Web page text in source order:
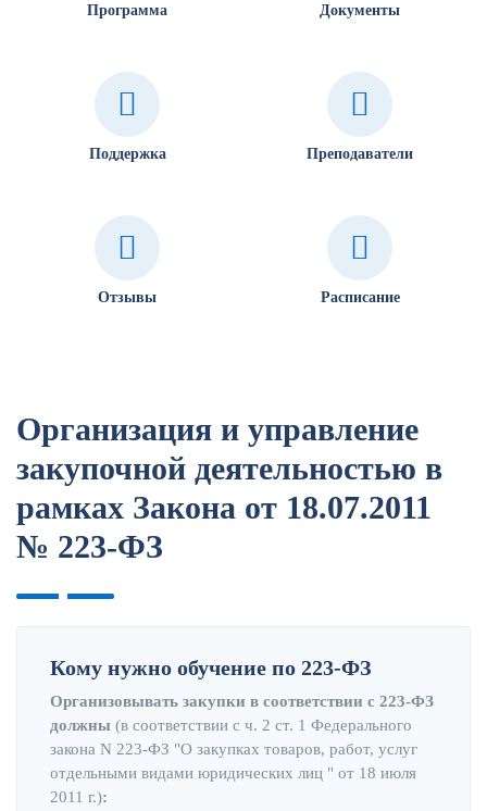
Программа Документы
Поддержка Преподаватели
Отзывы Расписание
Организация и управление
закупочной деятельностью в
рамках Закона от 18.07.2011
№ 223-ФЗ
Кому нужно обучение по 223-ФЗ
Организовывать закупки в соответствии с 223-ФЗ
должны (в соответствии с ч. 2 ст. 1 Федерального
закона N 223-ФЗ "О закупках товаров, работ, услуг
отдельными видами юридических лиц " от 18 июля
2011 г.):